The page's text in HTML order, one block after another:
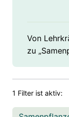
Von
zu
1 Filter ist aktiv: